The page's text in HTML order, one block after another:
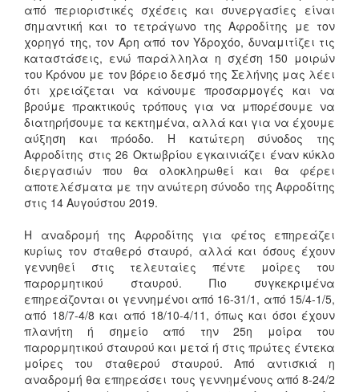
από περιοριστικές σχέσεις και συνεργασίες είναι
σημαντική και το τετράγωνο της Αφροδίτης με τον
χορηγό της, τον Άρη από τον Υδροχόο, δυναμιτίζει τις
καταστάσεις, ενώ παράλληλα η σχέση 150 μοιρών
του Κρόνου με τον βόρειο δεσμό της Σελήνης μας λέει
ότι χρειάζεται να κάνουμε προσαρμογές και να
βρούμε πρακτικούς τρόπους για να μπορέσουμε να
διατηρήσουμε τα κεκτημένα, αλλά και για να έχουμε
αύξηση και πρόοδο. Η κατώτερη σύνοδος της
Αφροδίτης στις 26 Οκτωβρίου εγκαινιάζει έναν κύκλο
διεργασιών που θα ολοκληρωθεί και θα φέρει
αποτελέσματα με την ανώτερη σύνοδο της Αφροδίτης
στις 14 Αυγούστου 2019.
Η αναδρομή της Αφροδίτης για φέτος επηρεάζει
κυρίως τον σταθερό σταυρό, αλλά και όσους έχουν
γεννηθεί στις τελευταίες πέντε μοίρες του
παρορμητικού σταυρού. Πιο συγκεκριμένα
επηρεάζονται οι γεννημένοι από 16-31/1, από 15/4-1/5,
από 18/7-4/8 και από 18/10-4/11, όπως και όσοι έχουν
πλανήτη ή σημείο από την 25η μοίρα του
παρορμητικού σταυρού και μετά ή στις πρώτες έντεκα
μοίρες του σταθερού σταυρού. Από αντισκιά η
αναδρομή θα επηρεάσει τους γεννημένους από 8-24/2